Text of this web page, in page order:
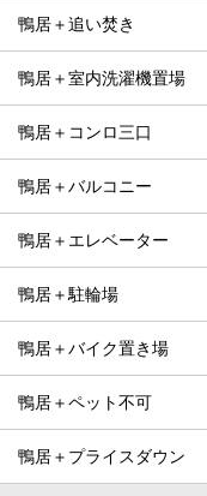
鴨居＋追い焚き
鴨居＋室内洗濯機置場
鴨居＋コンロ三口
鴨居＋バルコニー
鴨居＋エレベーター
鴨居＋駐輪場
鴨居＋バイク置き場
鴨居＋ペット不可
鴨居＋プライスダウン